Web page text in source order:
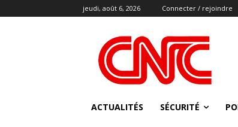
jeudi, août 6, 2026 Connecter / rejoindre
ACTUALITÉS SÉCURITÉ